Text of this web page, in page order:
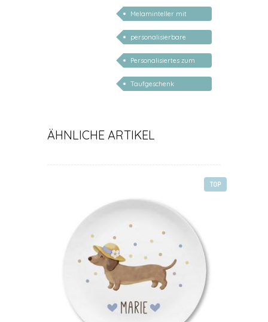
personalisiert
Melaminteller mit
Namen
personalisierbare
geschenke zur geburt
Personalisiertes zum
Schulanfang
Taufgeschenk
ÄHNLICHE ARTIKEL
TOP